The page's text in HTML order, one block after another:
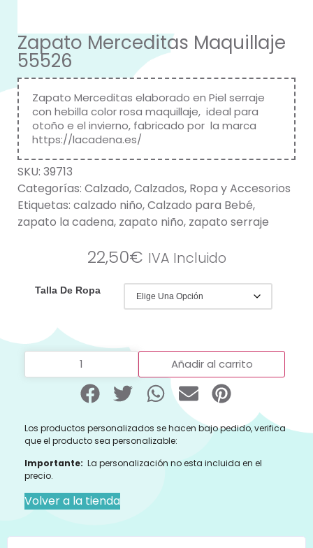
Zapato Merceditas Maquillaje
55526
Zapato Merceditas elaborado en Piel serraje
con hebilla color rosa maquillaje, ideal para
otoño e el invierno, fabricado por la marca
https://lacadena.es/
SKU: 39713
Categorías: Calzado,Calzados, Ropa y Accesorios
Etiquetas: calzado niño,Calzado para Bebé,
zapato la cadena, zapato niño, zapato serraje
22,50€ IVA Incluido
Talla De Ropa
Añadir al carrito
Los productos personalizados se hacen bajo pedido, verifica
que el producto sea personalizable:
Importante: La personalización no esta incluida en el
precio.
Volver a la tienda